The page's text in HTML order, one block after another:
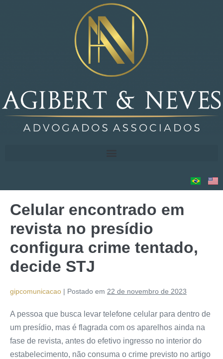
Celular encontrado em
revista no presídio
configura crime tentado,
decide STJ
gipcomunicacao | Postado em 22 de novembro de 2023
A pessoa que busca levar telefone celular para dentro de
um presídio, mas é flagrada com os aparelhos ainda na
fase de revista, antes do efetivo ingresso no interior do
estabelecimento, não consuma o crime previsto no artigo